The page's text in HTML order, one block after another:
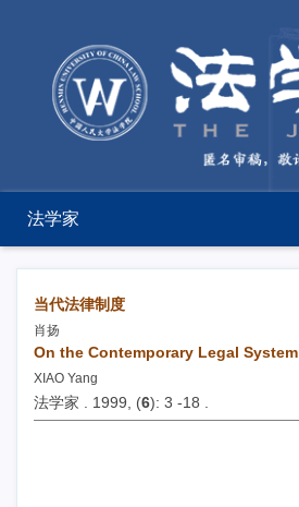
法学家
当代法律制度
肖扬
On the Contemporary Legal System
XIAO Yang
法学家 . 1999, (6): 3 -18 .